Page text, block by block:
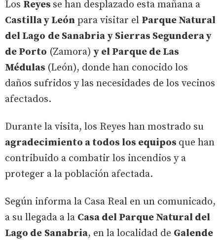
Los Reyes se han desplazado esta mañana a
Castilla y León para visitar el Parque Natural
del Lago de Sanabria y Sierras Segundera y
de Porto (Zamora) y el Parque de Las
Médulas (León), donde han conocido los
daños sufridos y las necesidades de los vecinos
afectados.
Durante la visita, los Reyes han mostrado su
agradecimiento a todos los equipos que han
contribuido a combatir los incendios y a
proteger a la población afectada.
Según informa la Casa Real en un comunicado,
a su llegada a la Casa del Parque Natural del
Lago de Sanabria, en la localidad de Galende